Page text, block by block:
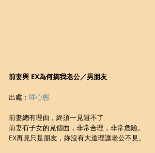
前妻與 EX為何搞我老公／男朋友
出處： 咩心態
前妻總有理由，終須一見避不了
前妻有子女的見個面，非常合理，非常危險。
EX再見只是朋友，妳沒有大道理讓老公不見。